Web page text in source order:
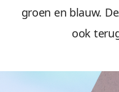
groen en blauw.
ook